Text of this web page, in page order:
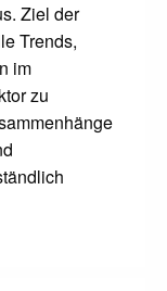
Ziel der
Trends,
im
zu